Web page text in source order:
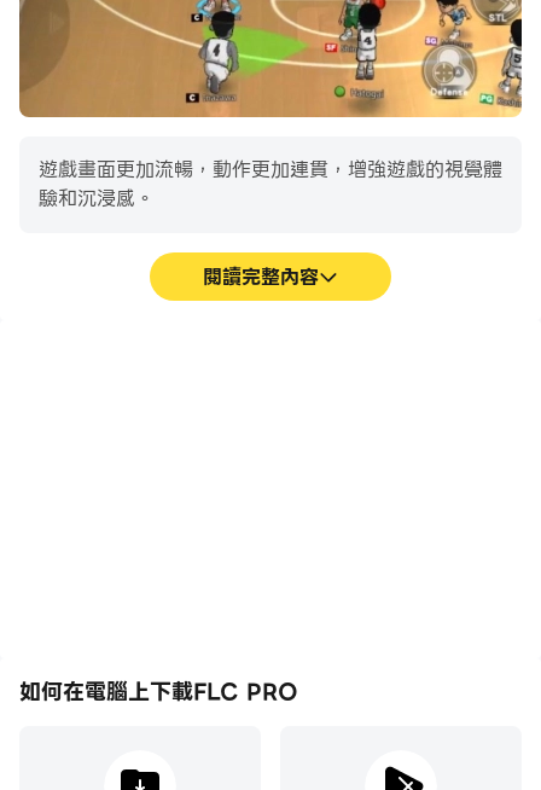
遊戲畫面更加流暢，動作更加連貫，增強遊戲的視覺體
驗和沉浸感。
閱讀完整內容
如何在電腦上下載FLC PRO